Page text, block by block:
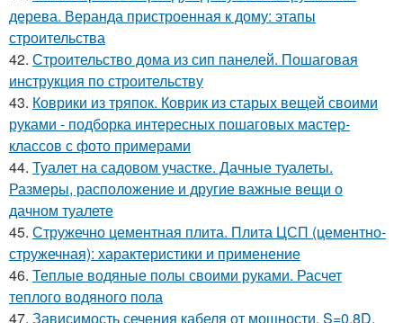
дерева. Веранда пристроенная к дому: этапы
строительства
42. Строительство дома из сип панелей. Пошаговая
инструкция по строительству
43. Коврики из тряпок. Коврик из старых вещей своими
руками - подборка интересных пошаговых мастер-
классов с фото примерами
44. Туалет на садовом участке. Дачные туалеты.
Размеры, расположение и другие важные вещи о
дачном туалете
45. Стружечно цементная плита. Плита ЦСП (цементно-
стружечная): характеристики и применение
46. Теплые водяные полы своими руками. Расчет
теплого водяного пола
47. Зависимость сечения кабеля от мощности. S=0,8D.